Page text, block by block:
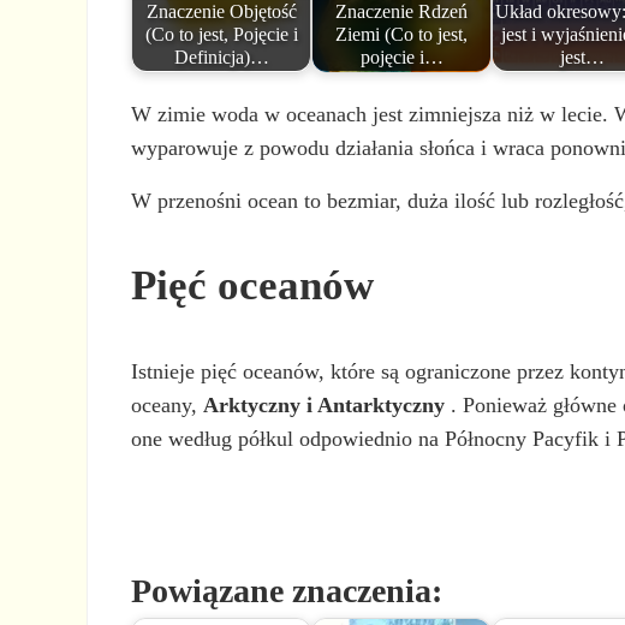
Znaczenie Objętość
(Co to jest, Pojęcie i
Definicja)…
Znaczenie Rdzeń
Ziemi (Co to jest,
pojęcie i…
Układ
jest i
jest…
W zimie woda w oceanach jest zimniejsza niż w
wyparowuje z powodu działania słońca i wraca
W przenośni ocean to bezmiar, duża ilość lub
Pięć oceanów
Istnieje pięć oceanów, które są ograniczone przez
oceany,Arktyczny i Antarktyczny . Ponieważ
one według półkul odpowiednio na Północny Pacyfik
Powiązane znaczenia: